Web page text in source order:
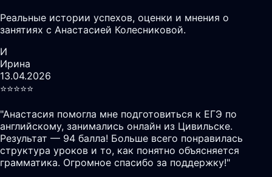
Реальные истории успехов, оценки и мнения о
занятиях с Анастасией Колесниковой.
И
Ирина
13.04.2026
⭐️⭐️⭐️⭐️⭐️
"Анастасия помогла мне подготовиться к ЕГЭ по
английскому, занимались онлайн из Цивильске.
Результат — 94 балла! Больше всего понравилась
структура уроков и то, как понятно объясняется
грамматика. Огромное спасибо за поддержку!"